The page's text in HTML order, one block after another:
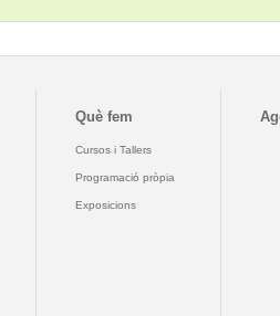
Què fem
Cursos i Tallers
Programació pròpia
Exposicions